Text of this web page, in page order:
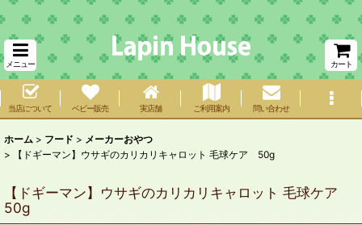
メニュー カート
当店について ベビー販売 実店舗 ご利用案内 問い合わせ
ホーム > フード > メーカーおやつ
>
【ドギーマン】ウサギのカリカリキャロット 毛球ケア 50g
【ドギーマン】ウサギのカリカリキャロット 毛球ケア
50g